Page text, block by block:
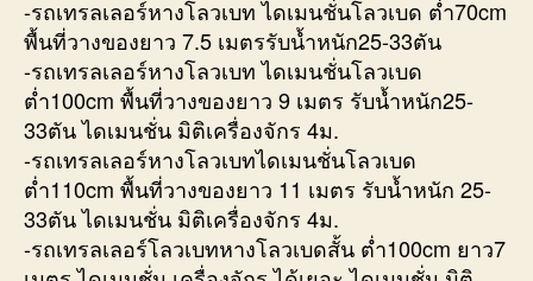
-รถเทรลเลอร์หางโลวเบท ไดเมนชั่นโลวเบด ต่ำ70cm
พื้นที่วางของยาว 7.5 เมตรรับน้ำหนัก25-33ตัน
-รถเทรลเลอร์หางโลวเบท ไดเมนชั่นโลวเบด
ต่ำ100cm พื้นที่วางของยาว 9 เมตร รับน้ำหนัก25-
33ตัน ไดเมนชั่น มิติเครื่องจักร 4ม.
-รถเทรลเลอร์หางโลวเบทไดเมนชั่นโลวเบด
ต่ำ110cm พื้นที่วางของยาว 11 เมตร รับน้ำหนัก 25-
33ตัน ไดเมนชั่น มิติเครื่องจักร 4ม.
-รถเทรลเลอร์โลวเบทหางโลวเบดสั้น ต่ำ100cm ยาว7